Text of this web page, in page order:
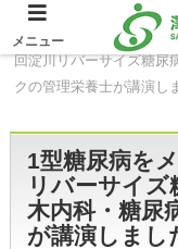
ホーム イベン
回淀川リバーサイズ糖尿
クの管理栄養士が講演し
1型糖尿病を
リバーサイ
木内科・糖尿
が講演しまし
メニュー